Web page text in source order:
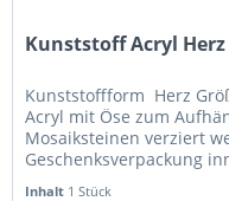
Kunststoff Acryl Herz
Kunststoffform Herz
Acryl mit Öse zum
Mosaiksteinen verziert
Geschenksverpackung
Inhalt 1 Stück